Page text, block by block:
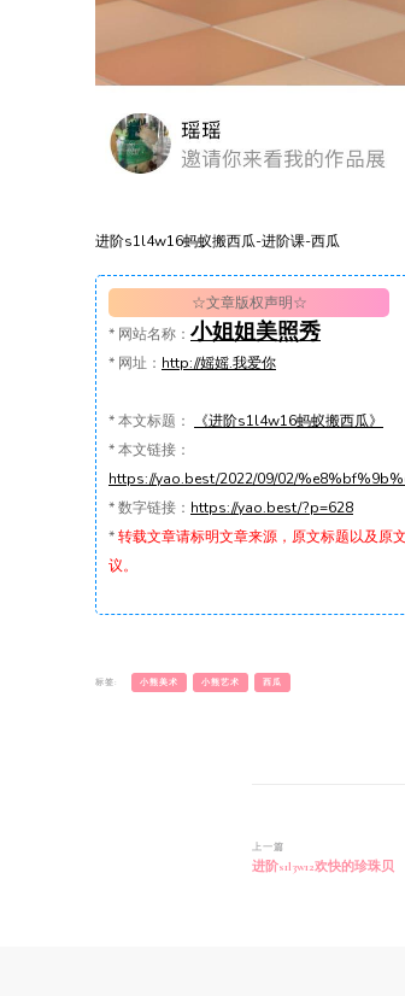
进阶s1l4w16蚂蚁搬西瓜-进阶课-西瓜
☆文章版权声明☆
* 网站名称： 小姐姐美照秀
* 网址： http://媱媱.我爱你
*本文标题：
《进阶s1l4w16蚂蚁搬西瓜》
*本文链接：
https://yao.best/2022/09/02/
*数字链接： https://yao.best/?p=628
*转载文章请标明文章来源，原文标题以及原
议。
标签: 小熊美术 小熊艺术 西瓜
博
文
上一篇
进阶s1l3w12欢快的珍珠贝